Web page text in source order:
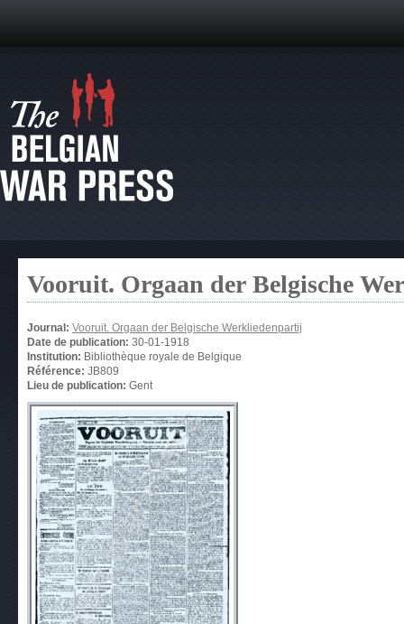
Vooruit. Orgaan der Belgische
Journal: Vooruit. Orgaan der Belgische Werkliedenpartij
Date de publication: 30-01-1918
Institution: Bibliothèque royale de Belgique
Référence: JB809
Lieu de publication: Gent